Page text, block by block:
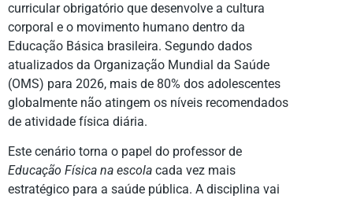
curricular obrigatório que desenvolve a cultura
corporal e o movimento humano dentro da
Educação Básica brasileira. Segundo dados
atualizados da Organização Mundial da Saúde
(OMS) para 2026, mais de 80% dos adolescentes
globalmente não atingem os níveis recomendados
de atividade física diária.
Este cenário torna o papel do professor de
Educação Física na escola cada vez mais
estratégico para a saúde pública. A disciplina vai